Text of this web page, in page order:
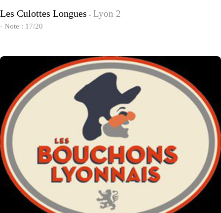
Les Culottes Longues - Lyon 2
- Note : 17/20